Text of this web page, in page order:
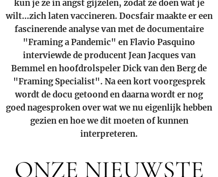
kun je ze in angst gijzelen, zodat ze doen wat je
wilt...zich laten vaccineren. Docsfair maakte er een
fascinerende analyse van met de documentaire
"Framing a Pandemic" en Flavio Pasquino
interviewde de producent Jean Jacques van
Bemmel en hoofdrolspeler Dick van den Berg de
"Framing Specialist". Na een kort voorgesprek
wordt de docu getoond en daarna wordt er nog
goed nagesproken over wat we nu eigenlijk hebben
gezien en hoe we dit moeten of kunnen
interpreteren.
ONZE NIEUWSTE